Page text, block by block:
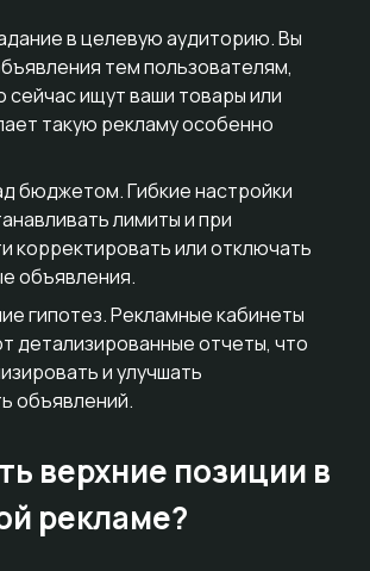
в целевую аудиторию. Вы
тем пользователям,
сейчас ищут ваши товары или
такую рекламу особенно
бюджетом. Гибкие настройки
лимиты и при
корректировать или отключать
объявления.
гипотез. Рекламные кабинеты
детализированные отчеты, что
и улучшать
объявлений.
верхние позиции в
рекламе?